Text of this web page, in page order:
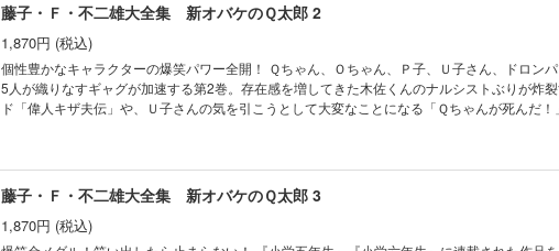
藤子・Ｆ・不二雄大全集 新オバケのＱ太郎 2
1,870円 (税込)
個性豊かなキャラクターの爆笑パワー全開！ Ｑちゃん、Ｏちゃん、Ｐ子、Ｕ子さん、ドロンパ、個性豊かなオバケ
5人が織りなすギャグが加速する第2巻。存在感を増してきた木佐くんのナルシストぶりが炸
ド「偉人キザ夫伝」や、Ｕ子さんの気を引こうとして大変なことになる「Ｑちゃんが死んだ
藤子・Ｆ・不二雄大全集 新オバケのＱ太郎 3
1,870円 (税込)